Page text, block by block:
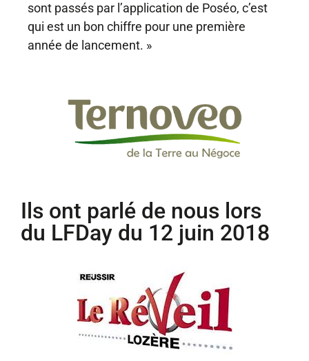
sont passés par l’application de Poséo, c’est
qui est un bon chiffre pour une première
année de lancement. »
Ils ont parlé de nous lors
du LFDay du 12 juin 2018